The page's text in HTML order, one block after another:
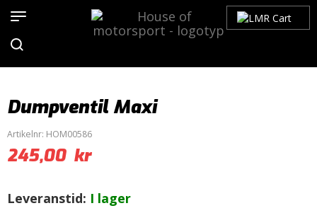
>Motor / Tuning > Dumpventil>Öppen
Dumpventil
Dumpventil Maxi
Artikelnr: HOM00586
245,00 kr
Leveranstid: I lager